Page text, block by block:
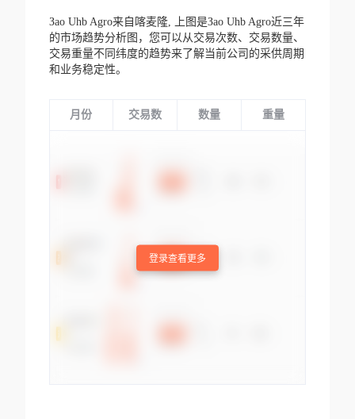
Зао Uhb Agro来自喀麦隆,
上图是Зао Uhb Agro近三年
的市场趋势分析图，您可以从交易次数、交易数量、
交易重量不同纬度的趋势来了解当前公司的采供周期
和业务稳定性。
月份 交易数 数量 重量
登录查看更多